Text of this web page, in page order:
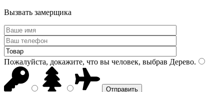
Вызвать замерщика
Пожалуйста, докажите, что вы человек, выбрав Дерево.